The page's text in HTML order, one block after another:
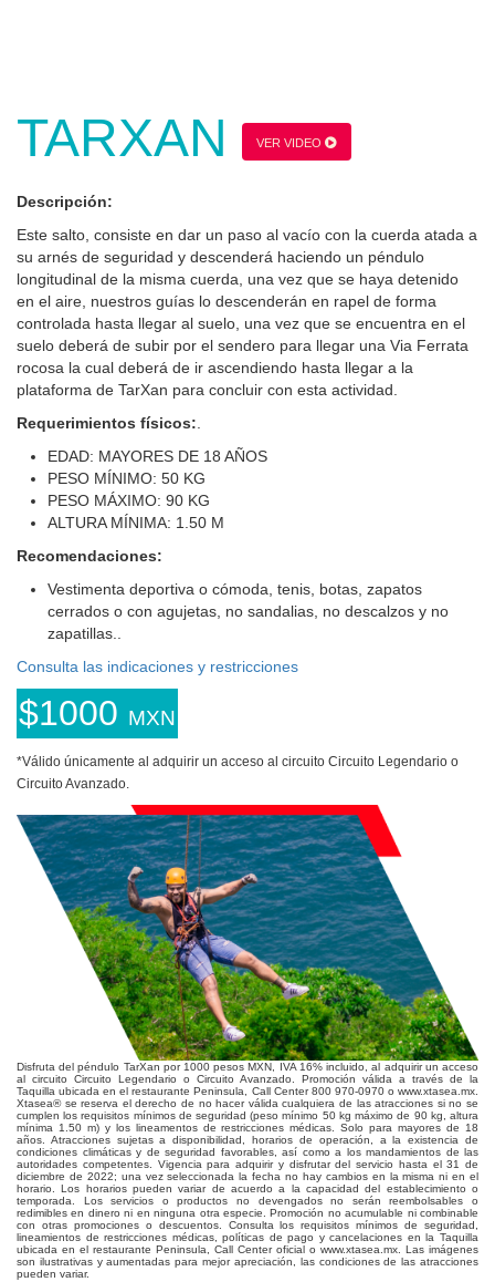
TARXAN VER VIDEO
Descripción:
Este salto, consiste en dar un paso al vacío con la cuerda atada a
su arnés de seguridad y descenderá haciendo un péndulo
longitudinal de la misma cuerda, una vez que se haya detenido
en el aire, nuestros guías lo descenderán en rapel de forma
controlada hasta llegar al suelo, una vez que se encuentra en el
suelo deberá de subir por el sendero para llegar una Via Ferrata
rocosa la cual deberá de ir ascendiendo hasta llegar a la
plataforma de TarXan para concluir con esta actividad.
Requerimientos físicos:
EDAD: MAYORES DE 18 AÑOS
PESO MÍNIMO: 50 KG
PESO MÁXIMO: 90 KG
ALTURA MÍNIMA: 1.50 M
Recomendaciones:
Vestimenta deportiva o cómoda, tenis, botas, zapatos
cerrados o con agujetas, no sandalias, no descalzos y no
zapatillas..
Consulta las indicaciones y restricciones
$1000 MXN
*Válido únicamente al adquirir un acceso al circuito Circuito Legendario o
Circuito Avanzado.
Disfruta del péndulo TarXan por 1000 pesos MXN, IVA 16% incluido, al adquirir un acceso
al circuito Circuito Legendario o Circuito Avanzado. Promoción válida a través de la
Taquilla ubicada en el restaurante Peninsula, Call Center 800 970-0970 o www.xtasea.mx.
Xtasea® se reserva el derecho de no hacer válida cualquiera de las atracciones si no se
cumplen los requisitos mínimos de seguridad (peso mínimo 50 kg máximo de 90 kg, altura
mínima 1.50 m) y los lineamentos de restricciones médicas. Solo para mayores de 18
años. Atracciones sujetas a disponibilidad, horarios de operación, a la existencia de
condiciones climáticas y de seguridad favorables, así como a los mandamientos de las
autoridades competentes. Vigencia para adquirir y disfrutar del servicio hasta el 31 de
diciembre de 2022; una vez seleccionada la fecha no hay cambios en la misma ni en el
horario. Los horarios pueden variar de acuerdo a la capacidad del establecimiento o
temporada. Los servicios o productos no devengados no serán reembolsables o
redimibles en dinero ni en ninguna otra especie. Promoción no acumulable ni combinable
con otras promociones o descuentos. Consulta los requisitos mínimos de seguridad,
lineamientos de restricciones médicas, políticas de pago y cancelaciones en la Taquilla
ubicada en el restaurante Peninsula, Call Center oficial o www.xtasea.mx. Las imágenes
son ilustrativas y aumentadas para mejor apreciación, las condiciones de las atracciones
pueden variar.